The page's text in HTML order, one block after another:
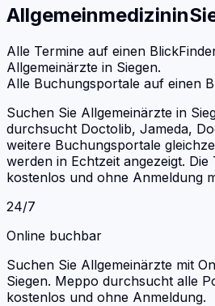
Allgemeinmedizinin
Alle Termine auf einen Blick
Allgemeinärzte in Siegen.
Alle Buchungsportale auf einen
Suchen Sie Allgemeinärzte in
durchsucht Doctolib, Jameda,
weitere Buchungsportale
werden in Echtzeit angezeigt.
kostenlos und ohne Anmeldung
24/7
Online buchbar
Suchen Sie Allgemeinärzte mit
Siegen. Meppo durchsucht alle
kostenlos und ohne Anmeldung.